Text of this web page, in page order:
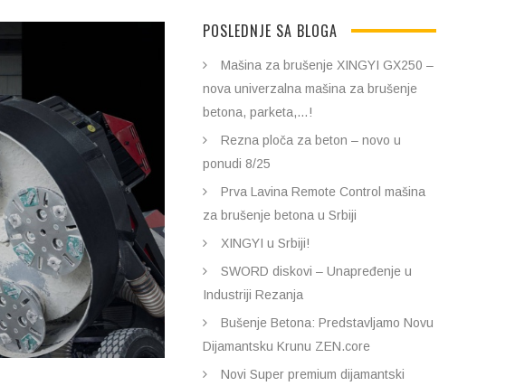
POSLEDNJE SA BLOGA
Mašina za brušenje XINGYI GX250 –
nova univerzalna mašina za brušenje
betona, parketa,…!
Rezna ploča za beton – novo u
ponudi 8/25
Prva Lavina Remote Control mašina
za brušenje betona u Srbiji
XINGYI u Srbiji!
SWORD diskovi – Unapređenje u
Industriji Rezanja
Bušenje Betona: Predstavljamo Novu
Dijamantsku Krunu ZEN.core
Novi Super premium dijamantski